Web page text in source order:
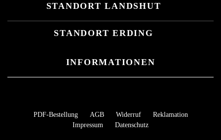
STANDORT LANDSHUT
STANDORT ERDING
INFORMATIONEN
PDF-Bestellung AGB Widerruf
Reklamation
Impressum
Datenschutz